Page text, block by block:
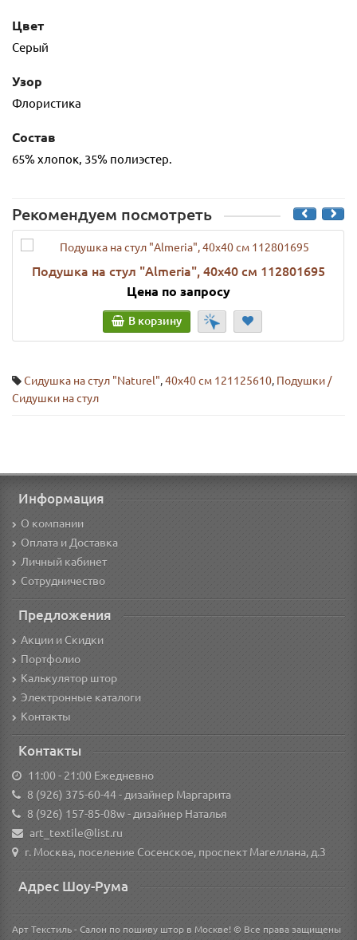
Цвет
Серый
Узор
Флористика
Состав
65% хлопок, 35% полиэстер.
Рекомендуем посмотреть
Подушка на стул "Almeria", 40х40 см 112801695
Цена по запросу
В корзину
Сидушка на стул "Naturel",40х40 см 121125610, Подушки /
Сидушки на стул
Информация
О компании
Оплата и Доставка
Личный кабинет
Сотрудничество
Предложения
Акции и Скидки
Портфолио
Калькулятор штор
Электронные каталоги
Контакты
Контакты
11:00 - 21:00 Ежедневно
8 (926) 375-60-44- дизайнер Маргарита
8 (926) 157-85-08w- дизайнер Наталья
art_textile@list.ru
г. Москва, поселение Сосенское, проспект Магеллана, д.3
Адрес Шоу-Рума
Арт Текстиль - Салон по пошиву штор в Москве! © Все права защищены